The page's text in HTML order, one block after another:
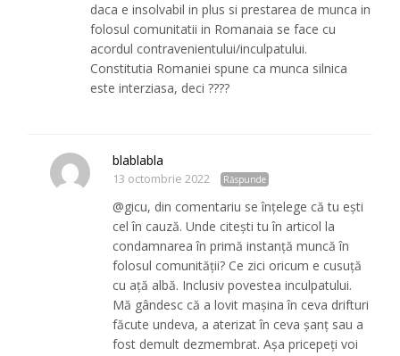
daca e insolvabil in plus si prestarea de munca in
folosul comunitatii in Romanaia se face cu
acordul contravenientului/inculpatului.
Constitutia Romaniei spune ca munca silnica
este interziasa, deci ????
blablabla
13 octombrie 2022 Răspunde
@gicu, din comentariu se înțelege că tu ești
cel în cauză. Unde citești tu în articol la
condamnarea în primă instanță muncă în
folosul comunității? Ce zici oricum e cusuță
cu ață albă. Inclusiv povestea inculpatului.
Mă gândesc că a lovit mașina în ceva drifturi
făcute undeva, a aterizat în ceva șanț sau a
fost demult dezmembrat. Așa pricepeți voi